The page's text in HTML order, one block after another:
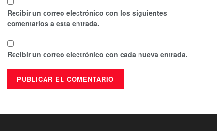
Recibir un correo electrónico con los siguientes
comentarios a esta entrada.
Recibir un correo electrónico con cada nueva entrada.